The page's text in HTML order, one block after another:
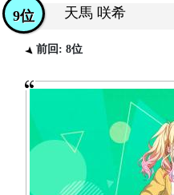
天馬 咲希
9位
前回: 8位